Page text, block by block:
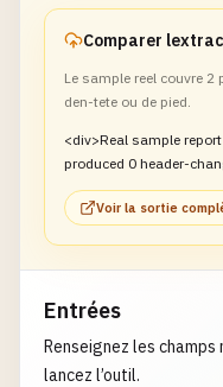
Le sample reel couvre 2
den-tete ou de pied.
<div>Real sample
produced 0 header-
pages.</div>
Voir la sortie
Entrées
Renseignez les champs
lancez l’outil.